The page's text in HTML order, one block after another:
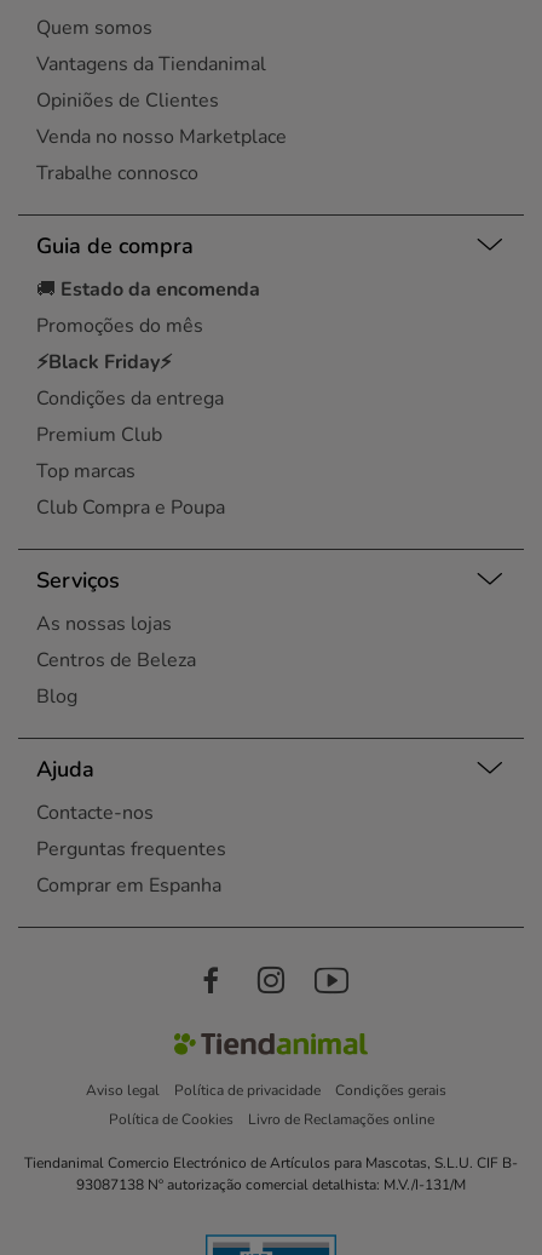
Quem somos
Vantagens da Tiendanimal
Opiniões de Clientes
Venda no nosso Marketplace
Trabalhe connosco
Guia de compra
🚚 Estado da encomenda
Promoções do mês
⚡Black Friday⚡
Condições da entrega
Premium Club
Top marcas
Club Compra e Poupa
Serviços
As nossas lojas
Centros de Beleza
Blog
Ajuda
Contacte-nos
Perguntas frequentes
Comprar em Espanha
Aviso legal Política de privacidade
Condições gerais
Política de Cookies
Livro de Reclamações online
Tiendanimal Comercio Electrónico de Artículos para Mascotas, S.L.U. CIF B-
93087138 Nº autorização comercial detalhista: M.V./I-131/M